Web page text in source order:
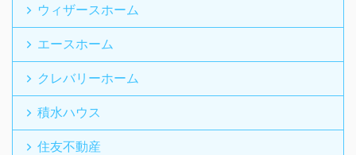
ウィザースホーム
エースホーム
クレバリーホーム
積水ハウス
住友不動産